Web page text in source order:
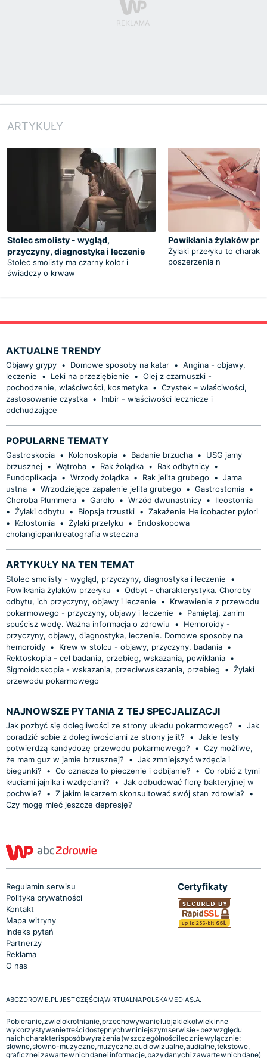
ARTYKUŁY
Stolec smolisty - wygląd,
przyczyny, diagnostyka i leczenie
Stolec smolisty ma czarny kolor i
świadczy o krwaw
Powikłania żylaków
Żylaki przełyku to
poszerzenia n
AKTUALNE TRENDY
Objawy grypy • Domowe sposoby na katar • Angina - objawy,
leczenie
• Leki na przeziębienie • Olej z czarnuszki -
pochodzenie, właściwości, kosmetyka • Czystek – właściwości,
zastosowanie czystka •
Imbir - właściwości lecznicze i
odchudzające
POPULARNE TEMATY
Gastroskopia • Kolonoskopia • Badanie brzucha •
USG jamy
brzusznej • Wątroba • Rak żołądka • Rak odbytnicy •
Fundoplikacja • Wrzody żołądka • Rak jelita grubego • Jama
ustna • Wrzodziejące zapalenie jelita grubego • Gastrostomia •
Choroba Plummera • Gardło • Wrzód dwunastnicy •
Ileostomia
• Żylaki odbytu • Biopsja trzustki • Zakażenie Helicobacter pylori
•
Kolostomia • Żylaki przełyku •
Endoskopowa
cholangiopankreatografia wsteczna
ARTYKUŁY NA TEN TEMAT
Stolec smolisty - wygląd, przyczyny, diagnostyka i leczenie
•
Powikłania żylaków przełyku
• Odbyt - charakterystyka. Choroby
odbytu, ich przyczyny, objawy i leczenie
•
Krwawienie z przewodu
pokarmowego - przyczyny, objawy i leczenie
•
Pamiętaj, zanim
spuścisz wodę. Ważna informacja o zdrowiu
•
Hemoroidy -
przyczyny, objawy, diagnostyka, leczenie. Domowe sposoby na
hemoroidy • Krew w stolcu - objawy, przyczyny, badania •
Rektoskopia - cel badania, przebieg, wskazania, powikłania •
Sigmoidoskopia - wskazania, przeciwwskazania, przebieg
• Żylaki
przewodu pokarmowego
NAJNOWSZE PYTANIA Z TEJ SPECJALIZACJI
Jak pozbyć się dolegliwości ze strony układu pokarmowego? • Jak
poradzić sobie z dolegliwościami ze strony jelit?
• Jakie testy
potwierdzą kandydozę przewodu pokarmowego?
• Czy możliwe,
że mam guz w jamie brzusznej?
• Jak zmniejszyć wzdęcia i
biegunki?
• Co oznacza to pieczenie i odbijanie? • Co robić z tymi
kłuciami jajnika i wzdęciami?
• Jak odbudować florę bakteryjnej w
pochwie?
• Z jakim lekarzem skonsultować swój stan zdrowia?
•
Czy mogę mieć jeszcze depresję?
Regulamin serwisu
Polityka prywatności
Kontakt
Mapa witryny
Indeks pytań
Partnerzy
Reklama
O nas
Certyfikaty
ABCZDROWIE.PL JEST CZĘŚCIĄ WIRTUALNA POLSKA MEDIA S.A.
Pobieranie, zwielokrotnianie, przechowywanie lub jakiekolwiek inne
wykorzystywanie treści dostępnych w niniejszym serwisie - bez względu
na ich charakter i sposób wyrażenia (w szczególności lecz nie wyłącznie:
słowne, słowno-muzyczne, muzyczne, audiowizualne, audialne, tekstowe,
graficzne i zawarte w nich dane i informacje, bazy danych i zawarte w nich dane)